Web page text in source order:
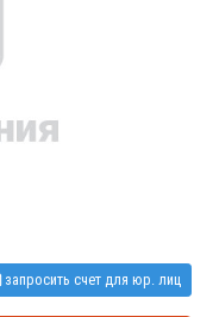
запросить счет для юр. лиц